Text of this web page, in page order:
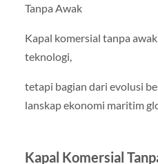
Tanpa Awak
Kapal komersial tanpa
teknologi,
tetapi bagian dari evolusi
lanskap ekonomi maritim
Kapal Komersial